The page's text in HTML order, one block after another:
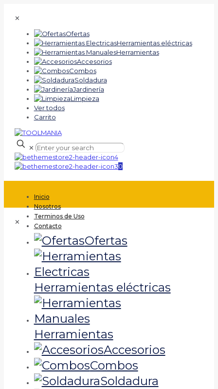
✕
Ofertas
Herramientas eléctricas
Herramientas
Accesorios
Combos
Soldadura
Jardinería
Limpieza
Ver todos
Carrito
✕
0
Inicio
Nosotros
Terminos de Uso
Contacto
✕
Ofertas
Herramientas eléctricas
Herramientas
Accesorios
Combos
Soldadura